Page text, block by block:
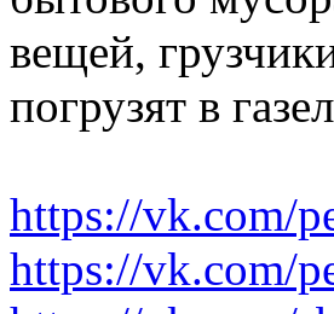
вещей,
погрузят в
https://vk.com/
https://vk.com/